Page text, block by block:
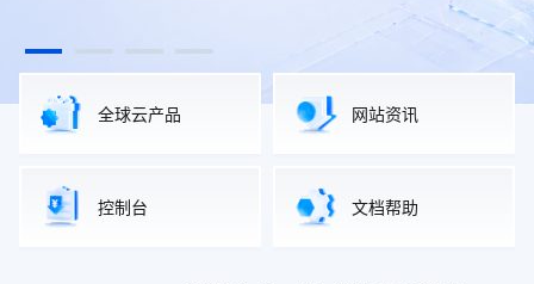
全球云产品 网站资讯
控制台 文档帮助